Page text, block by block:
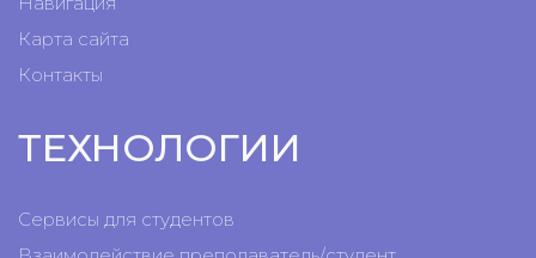
Карта сайта
Контакты
ТЕХНОЛОГИИ
Сервисы для студентов